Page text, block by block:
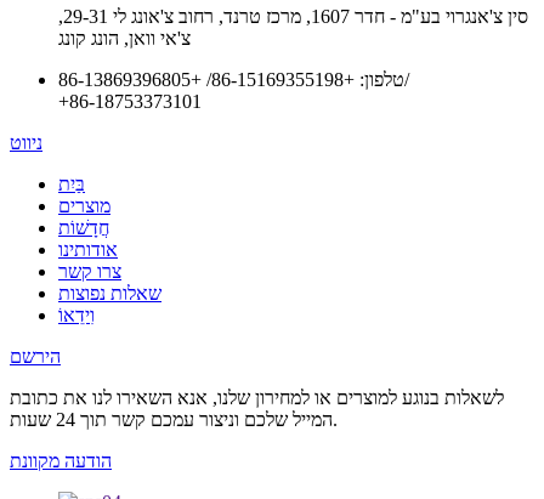
סין צ'אנגרוי בע"מ - חדר 1607, מרכז טרנד, רחוב צ'אונג לי 29-31,
צ'אי וואן, הונג קונג
טלפון: +86-15169355198
/
+86-13869396805
/
+86-18753373101
ניווט
בַּיִת
מוצרים
חֲדָשׁוֹת
אודותינו
צרו קשר
שאלות נפוצות
וִידֵאוֹ
הירשם
לשאלות בנוגע למוצרים או למחירון שלנו, אנא השאירו לנו את כתובת
המייל שלכם וניצור עמכם קשר תוך 24 שעות.
הודעה מקוונת